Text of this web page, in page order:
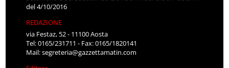
del 4/10/2016
REDAZIONE
via Festaz, 52 - 11100 Aosta
Tel: 0165/231711 - Fax: 0165/1820141
Mail:segreteria@gazzettamatin.com